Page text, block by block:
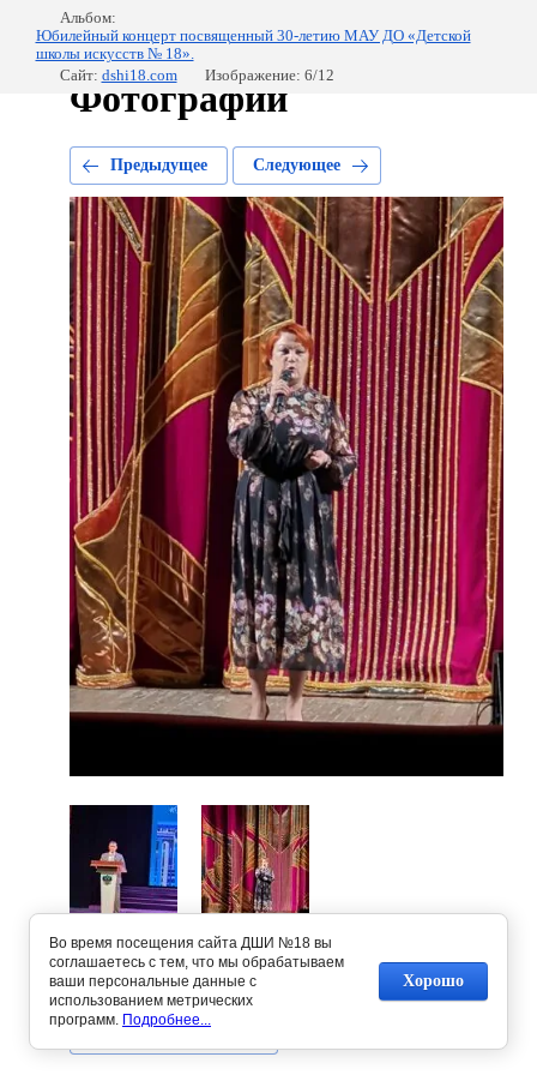
Альбом:
Юбилейный концерт посвященный 30-летию МАУ ДО «Детской
школы искусств № 18».
Сайт: dshi18.com Изображение: 6/12
Фотографии
Предыдущее Следующее
Предыдущее Следующее
Во время посещения сайта ДШИ №18 вы
соглашаетесь с тем, что мы обрабатываем
ваши персональные данные с
использованием метрических
программ. Подробнее...
Хорошо